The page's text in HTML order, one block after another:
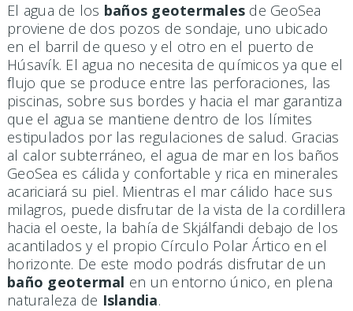
El agua de los baños geotermales de GeoSea
proviene de dos pozos de sondaje, uno ubicado
en el barril de queso y el otro en el puerto de
Húsavík. El agua no necesita de químicos ya que el
flujo que se produce entre las perforaciones, las
piscinas, sobre sus bordes y hacia el mar garantiza
que el agua se mantiene dentro de los límites
estipulados por las regulaciones de salud. Gracias
al calor subterráneo, el agua de mar en los baños
GeoSea es cálida y confortable y rica en minerales
acariciará su piel. Mientras el mar cálido hace sus
milagros, puede disfrutar de la vista de la cordillera
hacia el oeste, la bahía de Skjálfandi debajo de los
acantilados y el propio Círculo Polar Ártico en el
horizonte. De este modo podrás disfrutar de un
baño geotermal en un entorno único, en plena
naturaleza de Islandia.